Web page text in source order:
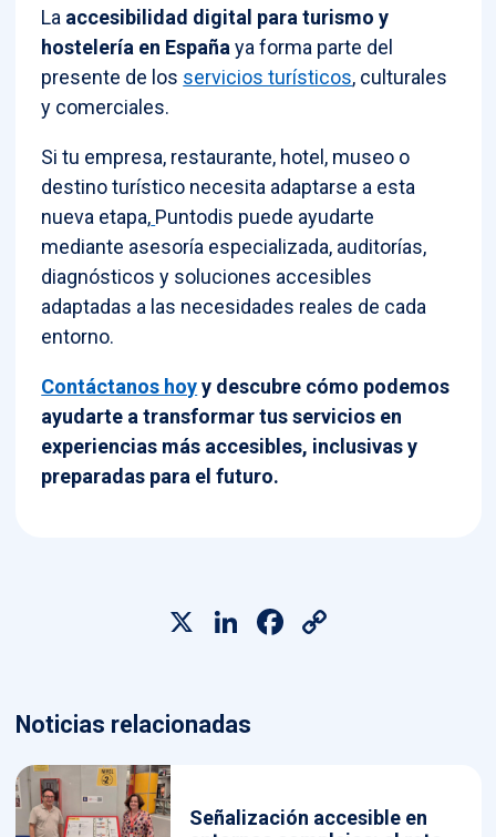
X LinkedInFacebook
La accesibilidad digital para turismo y
hostelería en Españaya forma parte del
presente de los servicios turísticos, culturales
y comerciales.
Si tu empresa, restaurante, hotel, museo o
destino turístico necesita adaptarse a esta
nueva etapa, Puntodis puede ayudarte
mediante asesoría especializada, auditorías,
diagnósticos y soluciones accesibles
adaptadas a las necesidades reales de cada
entorno.
Contáctanos hoyy descubre cómo podemos
ayudarte a transformar tus servicios en
experiencias más accesibles, inclusivas y
preparadas para el futuro.
Noticias relacionadas
Señalización accesible en